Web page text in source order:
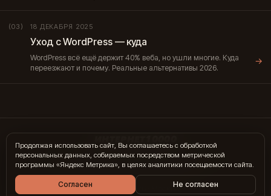
(03) 18 ДЕКАБРЯ 2025
Уход с WordPress — куда
WordPress всё ещё держит 40% веба, но ушли многие. Куда
переезжают и почему. Реальные альтернативы 2026.
→
hi@internet10k.com·+7 995 300-18-02·Telegram·MAX
Услуги·Гиды·Журнал·Отзывы · Контакты
© 2014 — 2026 · Москва
Продолжая использовать сайт, Вы соглашаетесь с обработкой
персональных данных, собираемых посредством метрической
программы «Яндекс Метрика», в целях аналитики посещаемости сайта.
Согласен Не согласен